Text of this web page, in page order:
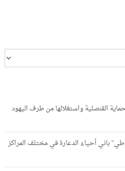
القنصلية واستغلالها من طرف اليهود
باني أحياء الدعارة في مختلف المراكز